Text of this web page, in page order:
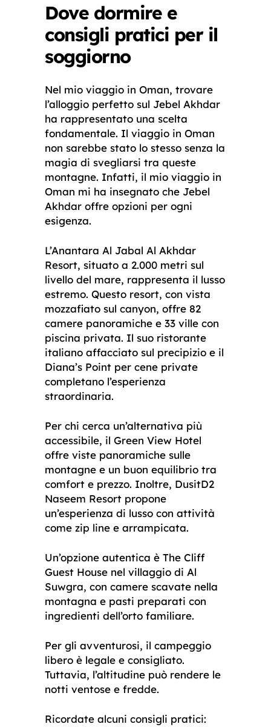
Dove dormire e
consigli pratici per il
soggiorno
Nel mio viaggio in Oman, trovare
l’alloggio perfetto sul Jebel Akhdar
ha rappresentato una scelta
fondamentale. Il viaggio in Oman
non sarebbe stato lo stesso senza la
magia di svegliarsi tra queste
montagne. Infatti, il mio viaggio in
Oman mi ha insegnato che Jebel
Akhdar offre opzioni per ogni
esigenza.
L’Anantara Al Jabal Al Akhdar
Resort, situato a 2.000 metri sul
livello del mare, rappresenta il lusso
estremo. Questo resort, con vista
mozzafiato sul canyon, offre 82
camere panoramiche e 33 ville con
piscina privata. Il suo ristorante
italiano affacciato sul precipizio e il
Diana’s Point per cene private
completano l’esperienza
straordinaria.
Per chi cerca un’alternativa più
accessibile, il Green View Hotel
offre viste panoramiche sulle
montagne e un buon equilibrio tra
comfort e prezzo. Inoltre, DusitD2
Naseem Resort propone
un’esperienza di lusso con attività
come zip line e arrampicata.
Un’opzione autentica è The Cliff
Guest House nel villaggio di Al
Suwgra, con camere scavate nella
montagna e pasti preparati con
ingredienti dell’orto familiare.
Per gli avventurosi, il campeggio
libero è legale e consigliato.
Tuttavia, l’altitudine può rendere le
notti ventose e fredde.
Ricordate alcuni consigli pratici: